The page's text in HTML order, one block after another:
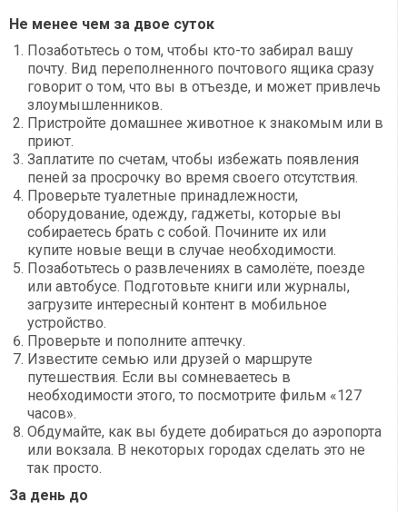
Не менее чем за двое суток
Позаботьтесь о том, чтобы кто-то забирал вашу
почту. Вид переполненного почтового ящика сразу
говорит о том, что вы в отъезде, и может привлечь
злоумышленников.
Пристройте домашнее животное к знакомым или в
приют.
Заплатите по счетам, чтобы избежать появления
пеней за просрочку во время своего отсутствия.
Проверьте туалетные принадлежности,
оборудование, одежду, гаджеты, которые вы
собираетесь брать с собой. Почините их или
купите новые вещи в случае необходимости.
Позаботьтесь о развлечениях в самолёте, поезде
или автобусе. Подготовьте книги или журналы,
загрузите интересный контент в мобильное
устройство.
Проверьте и пополните аптечку.
Известите семью или друзей о маршруте
путешествия. Если вы сомневаетесь в
необходимости этого, то посмотрите фильм «127
часов».
Обдумайте, как вы будете добираться до аэропорта
или вокзала. В некоторых городах сделать это не
так просто.
За день до